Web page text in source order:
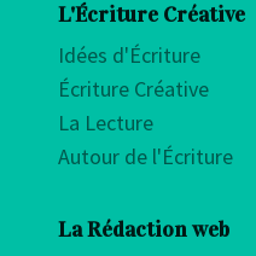
L'Écriture Créative
Idées d'Écriture
Écriture Créative
La Lecture
Autour de l'Écriture
La Rédaction web